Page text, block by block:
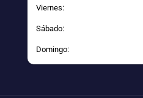
Viernes:
Sábado:
Domingo: